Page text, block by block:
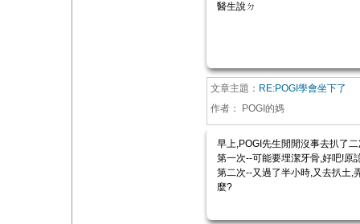
醫生說ㄉ
文章主題： RE:POGI學會坐下了
作者：
POGI的媽
早上,POGI先生閒閒沒事去扒了
第一次--可能要埋潔牙骨,好吧!原
第二次--又過了半小時,又去扒土,
麼?